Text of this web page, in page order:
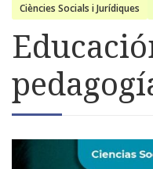
Ciències Socials i Jurídiques